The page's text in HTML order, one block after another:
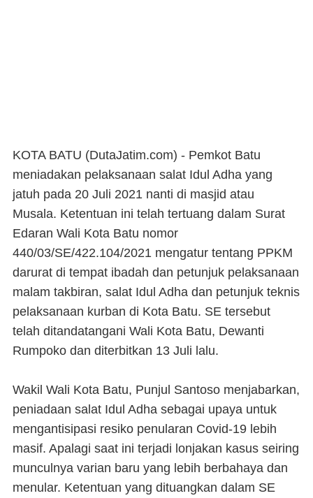
KOTA BATU (DutaJatim.com) - Pemkot Batu
meniadakan pelaksanaan salat Idul Adha yang
jatuh pada 20 Juli 2021 nanti di masjid atau
Musala. Ketentuan ini telah tertuang dalam Surat
Edaran Wali Kota Batu nomor
440/03/SE/422.104/2021 mengatur tentang PPKM
darurat di tempat ibadah dan petunjuk pelaksanaan
malam takbiran, salat Idul Adha dan petunjuk teknis
pelaksanaan kurban di Kota Batu. SE tersebut
telah ditandatangani Wali Kota Batu, Dewanti
Rumpoko dan diterbitkan 13 Juli lalu.
Wakil Wali Kota Batu, Punjul Santoso menjabarkan,
peniadaan salat Idul Adha sebagai upaya untuk
mengantisipasi resiko penularan Covid-19 lebih
masif. Apalagi saat ini terjadi lonjakan kasus seiring
munculnya varian baru yang lebih berbahaya dan
menular. Ketentuan yang dituangkan dalam SE